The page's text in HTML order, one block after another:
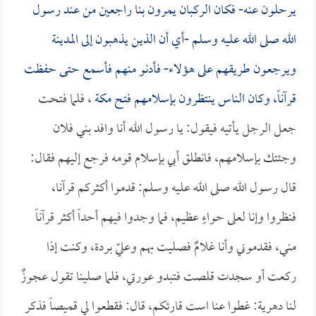
يرحلون عنه- فكان الركبان يمرون بنا راجعين من عند رسول
الله صلى الله عليه وسلم -أي أن الذين يذهبون إلى المدينة
ويرجعون طريقهم على هؤلاء- فأدنو منهم فأسمع حتى حفظت
قرآناً، وكان الناس ينتظرون بإسلامهم فتحمكة، فلما فتحت
جعل الرجل يأتيه فيقول: يا رسول الله أنا وافد بني فلان
وجئتك بإسلامهم، فانطلق أبي بإسلام قومه فرجع إليهم فقال:
قال رسول الله صلى الله عليه وسلم: قدموا أكثركم قرآنا،
فنظروا وإنا لعلى حواءٍ عظيم، فما وجدوا فيهم أحداً أكثر قرآناً
مني، فقدموني وأنا غلامٌ فصليت بهم وعليّ بردة، وكنت إذا
ركعت أو سجدت قلصت فتبدو عورتي، فلما صلينا تقول عجوزٌ
لنا دهرية: غطوا عنا است قارئكم، قال: فقطعوا لي قميصاً فذكر